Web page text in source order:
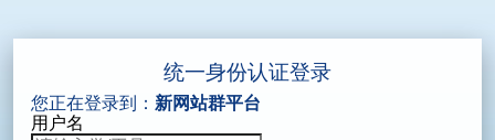
统一身份认证登录
您正在登录到： 新网站群平台
用户名